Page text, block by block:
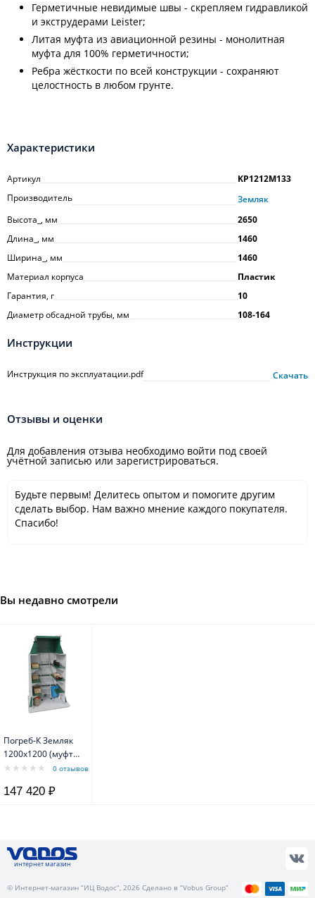
Герметичные невидимые швы - скрепляем гидравликой
и экструдерами Leister;
Литая муфта из авиационной резины - монолитная
муфта для 100% герметичности;
Ребра жёсткости по всей конструкции - сохраняют
целостность в любом грунте.
Характеристики
Артикул
KP1212M133
Производитель
Земляк
Высота_, мм
2650
Длина_, мм
1460
Ширина_, мм
1460
Материал корпуса
Пластик
Гарантия, г
10
Диаметр обсадной трубы, мм
108-164
Инструкции
Инструкция по эксплуатации.pdf Скачать
Отзывы и оценки
Для добавления отзыва необходимо войти под своей
учётной записью или зарегистрироваться.
Будьте первым! Делитесь опытом и помогите другим
сделать выбор. Нам важно мнение каждого покупателя.
Спасибо!
Вы недавно смотрели
Погреб-К Земляк
1200х1200 (муфта
133)
0 отзывов
147 420 ₽
интернет магазин
© Интернет-магазин “ИЦ Водос”, 2026 Сделано в “Vobus Group”